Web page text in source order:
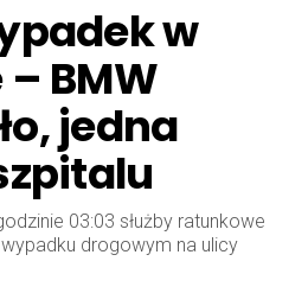
w
BMW
jedna
03:03 służby ratunkowe
drogowym na ulicy